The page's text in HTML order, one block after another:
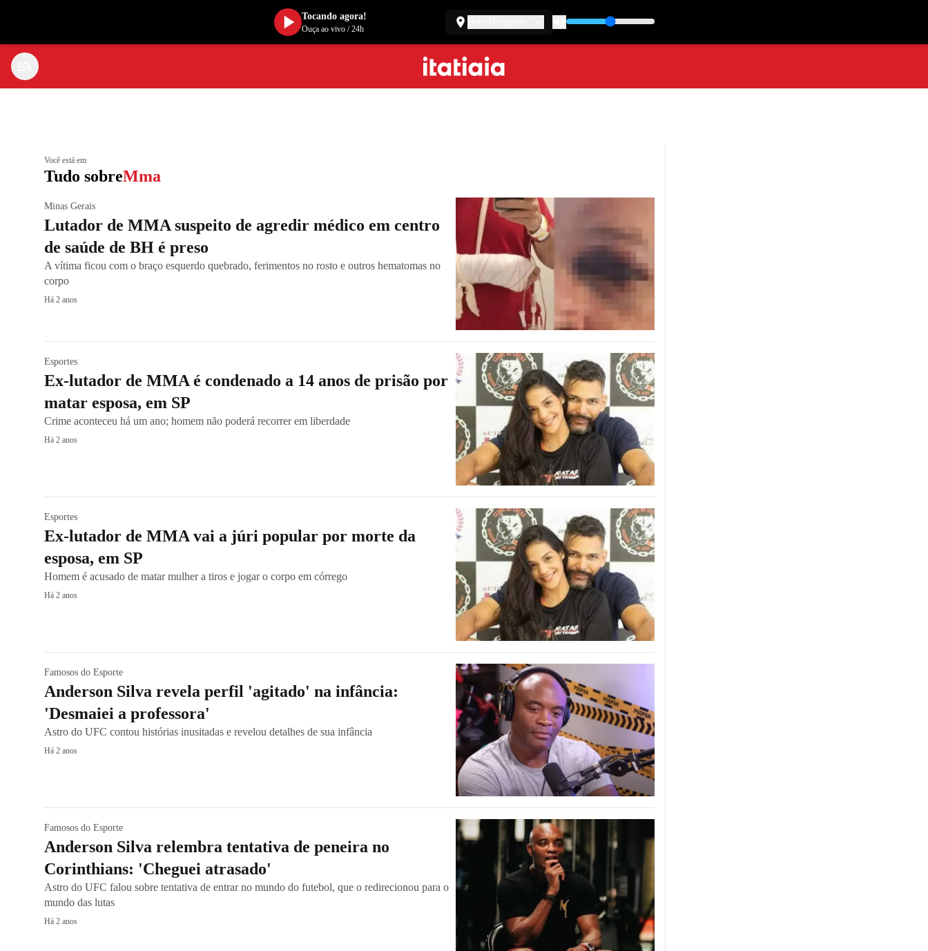
Você está em
Tudo sobreMma
Minas Gerais
Lutador de MMA suspeito de agredir médico em centro
de saúde de BH é preso
A vítima ficou com o braço esquerdo quebrado, ferimentos no rosto e outros hematomas no
corpo
Há 2 anos
Esportes
Ex-lutador de MMA é condenado a 14 anos de prisão por
matar esposa, em SP
Crime aconteceu há um ano; homem não poderá recorrer em liberdade
Há 2 anos
Esportes
Ex-lutador de MMA vai a júri popular por morte da
esposa, em SP
Homem é acusado de matar mulher a tiros e jogar o corpo em córrego
Há 2 anos
Famosos do Esporte
Anderson Silva revela perfil 'agitado' na infância:
'Desmaiei a professora'
Astro do UFC contou histórias inusitadas e revelou detalhes de sua infância
Há 2 anos
Famosos do Esporte
Anderson Silva relembra tentativa de peneira no
Corinthians: 'Cheguei atrasado'
Astro do UFC falou sobre tentativa de entrar no mundo do futebol, que o redirecionou para o
mundo das lutas
Há 2 anos
Tocando agora!
Ouça ao vivo/24h